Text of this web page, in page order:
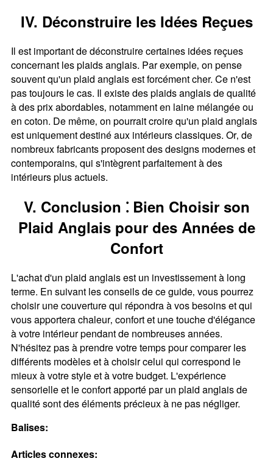
IV. Déconstruire les Idées Reçues
Il est important de déconstruire certaines idées reçues
concernant les plaids anglais. Par exemple‚ on pense
souvent qu'un plaid anglais est forcément cher. Ce n'est
pas toujours le cas. Il existe des plaids anglais de qualité
à des prix abordables‚ notamment en laine mélangée ou
en coton. De même‚ on pourrait croire qu'un plaid anglais
est uniquement destiné aux intérieurs classiques. Or‚ de
nombreux fabricants proposent des designs modernes et
contemporains‚ qui s'intègrent parfaitement à des
intérieurs plus actuels.
V. Conclusion ⁚ Bien Choisir son
Plaid Anglais pour des Années de
Confort
L'achat d'un plaid anglais est un investissement à long
terme. En suivant les conseils de ce guide‚ vous pourrez
choisir une couverture qui répondra à vos besoins et qui
vous apportera chaleur‚ confort et une touche d'élégance
à votre intérieur pendant de nombreuses années.
N'hésitez pas à prendre votre temps pour comparer les
différents modèles et à choisir celui qui correspond le
mieux à votre style et à votre budget. L'expérience
sensorielle et le confort apporté par un plaid anglais de
qualité sont des éléments précieux à ne pas négliger.
Balises:
Articles connexes: